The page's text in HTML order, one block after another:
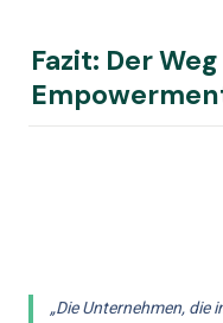
Fazit: Der
„Die Unternehmen,